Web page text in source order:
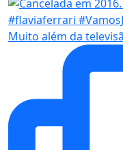
Muito além da